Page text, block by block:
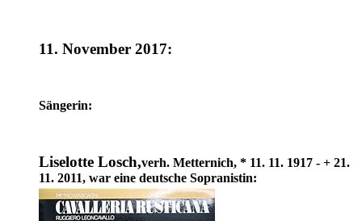
11. November 2017:
Sängerin:
Liselotte Losch,verh. Metternich, * 11. 11. 1917 - + 21.
11. 2011, war eine deutsche Sopranistin: